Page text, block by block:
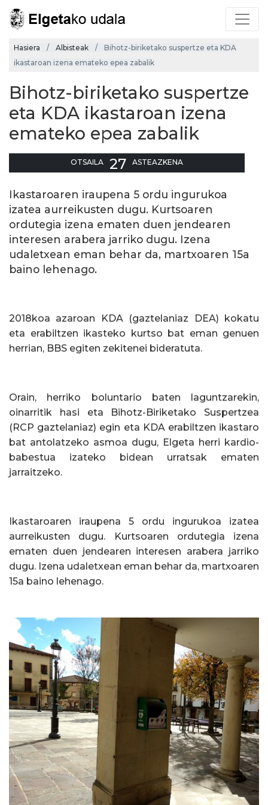
Hasiera Albisteak
Bihotz-biriketako suspertze eta KDA
ikastaroan izena emateko epea zabalik
Bihotz-biriketako suspertze
eta KDA ikastaroan izena
emateko epea zabalik
OTSAILA 27 ASTEAZKENA
Ikastaroaren iraupena 5 ordu ingurukoa
izatea aurreikusten dugu. Kurtsoaren
ordutegia izena ematen duen jendearen
interesen arabera jarriko dugu. Izena
udaletxean eman behar da, martxoaren 15a
baino lehenago.
2018koa azaroan KDA (gaztelaniaz DEA) kokatu
eta erabiltzen ikasteko kurtso bat eman genuen
herrian, BBS egiten zekitenei bideratuta.
Orain, herriko boluntario baten laguntzarekin,
oinarritik hasi eta Bihotz-Biriketako Suspertzea
(RCP gaztelaniaz) egin eta KDA erabiltzen ikastaro
bat antolatzeko asmoa dugu, Elgeta herri kardio-
babestua izateko bidean urratsak ematen
jarraitzeko.
Ikastaroaren iraupena 5 ordu ingurukoa izatea
aurreikusten dugu. Kurtsoaren ordutegia izena
ematen duen jendearen interesen arabera jarriko
dugu. Izena udaletxean eman behar da, martxoaren
15a baino lehenago.